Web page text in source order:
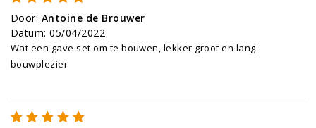
Door: Antoine de Brouwer
Datum:05/04/2022
Wat een gave set om te bouwen, lekker groot en lang
bouwplezier